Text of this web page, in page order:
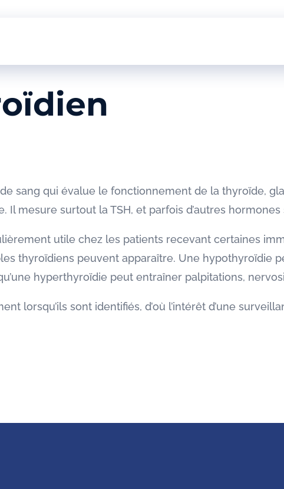
sang qui évalue le fonctionnement de la thyroïde,
Il mesure surtout la TSH, et parfois d’autres
utile chez les patients recevant certaines
thyroïdiens peuvent apparaître. Une hypothyroïdie
hyperthyroïdie peut entraîner palpitations,
lorsqu’ils sont identifiés, d’où l’intérêt d’une